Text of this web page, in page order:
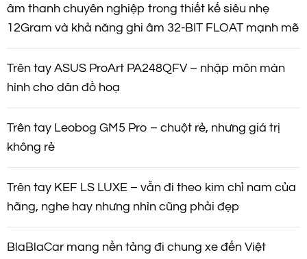
âm thanh chuyên nghiệp trong thiết kế siêu nhẹ
12Gram và khả năng ghi âm 32-BIT FLOAT mạnh mẽ
Trên tay ASUS ProArt PA248QFV – nhập môn màn
hình cho dân đồ hoạ
Trên tay Leobog GM5 Pro – chuột rẻ, nhưng giá trị
không rẻ
Trên tay KEF LS LUXE – vẫn đi theo kim chỉ nam của
hãng, nghe hay nhưng nhìn cũng phải đẹp
BlaBlaCar mang nền tảng đi chung xe đến Việt